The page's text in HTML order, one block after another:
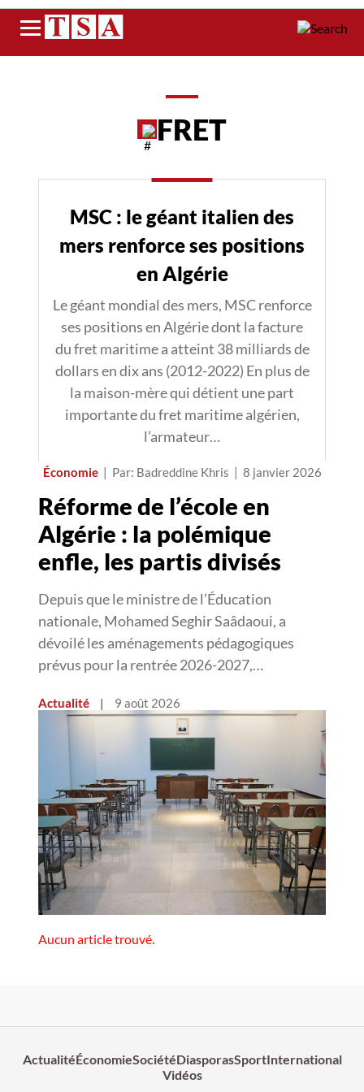
Menu
FRET
MSC : le géant italien des
mers renforce ses positions
en Algérie
Le géant mondial des mers, MSC renforce
ses positions en Algérie dont la facture
du fret maritime a atteint 38 milliards de
dollars en dix ans (2012-2022) En plus de
la maison-mère qui détient une part
importante du fret maritime algérien,
l’armateur…
Économie | Par: Badreddine Khris | 8 janvier 2026
Réforme de l’école en
Algérie : la polémique
enfle, les partis divisés
Depuis que le ministre de l’Éducation
nationale, Mohamed Seghir Saâdaoui, a
dévoilé les aménagements pédagogiques
prévus pour la rentrée 2026-2027,…
Actualité | 9 août 2026
Aucun article trouvé.
ActualitéÉconomieSociétéDiasporasSportInternational
Vidéos